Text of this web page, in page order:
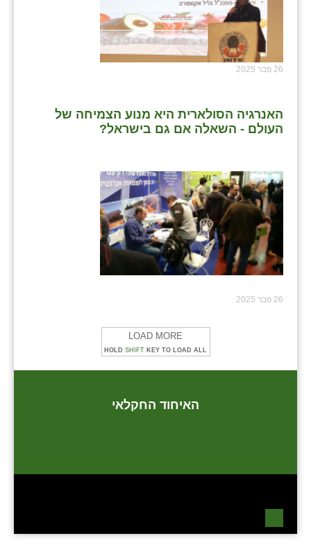
26 פבר 2025
האנרגיה הסולארית היא מנוע הצמיחה של
העולם - השאלה אם גם בישראל?
26 פבר 2025
LOAD MORE
HOLD SHIFT KEY TO LOAD ALL
האיחוד החקלאי